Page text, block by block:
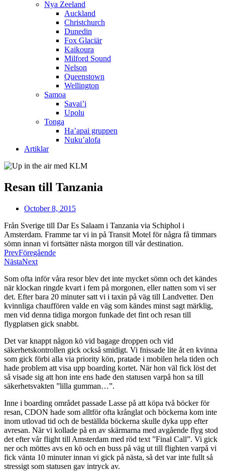
Nya Zeeland
Auckland
Christchurch
Dunedin
Fox Glaciär
Kaikoura
Milford Sound
Nelson
Queenstown
Wellington
Samoa
Savai’i
Upolu
Tonga
Ha’apai gruppen
Nuku’alofa
Artiklar
Resan till Tanzania
October 8, 2015
Från Sverige till Dar Es Salaam i Tanzania via Schiphol i
Amsterdam. Framme tar vi in på Transit Motel för några få timmars
sömn innan vi fortsätter nästa morgon till vår destination.
PrevFöregående
NästaNext
Som ofta inför våra resor blev det inte mycket sömn och det kändes
när klockan ringde kvart i fem på morgonen, eller natten som vi ser
det. Efter bara 20 minuter satt vi i taxin på väg till Landvetter. Den
kvinnliga chauffören valde en väg som kändes minst sagt märklig,
men vid denna tidiga morgon funkade det fint och resan till
flygplatsen gick snabbt.
Det var knappt någon kö vid bagage droppen och vid
säkerhetskontrollen gick också smidigt. Vi fnissade lite åt en kvinna
som gick förbi alla via priority kön, pratade i mobilen hela tiden och
hade problem att visa upp boarding kortet. När hon väl fick löst det
så visade sig att hon inte ens hade den statusen varpå hon sa till
säkerhetsvakten ”lilla gumman…”.
Inne i boarding området passade Lasse på att köpa två böcker för
resan, CDON hade som alltför ofta krånglat och böckerna kom inte
inom utlovad tid och de beställda böckerna skulle dyka upp efter
avresan. När vi kollade på en av skärmarna med avgående flyg stod
det efter vår flight till Amsterdam med röd text ”Final Call”. Vi gick
ner och möttes avs en kö och en buss på väg ut till flighten varpå vi
fick vänta 10 minuter innan vi gick på nästa, så det var inte fullt så
stressigt som statusen gav intryck av.